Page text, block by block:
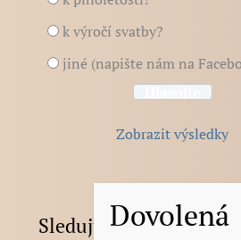
k výročí svatby?
jiné (napište nám na
Zobrazit výsledky
Sledujte nás na